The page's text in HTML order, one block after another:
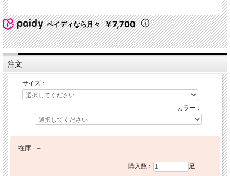
ペイディなら月々 ￥7,700
注文
サイズ：
カラー：
在庫: －
購入数： 足